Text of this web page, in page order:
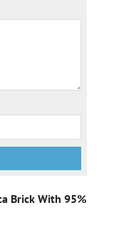
Brick With 95%